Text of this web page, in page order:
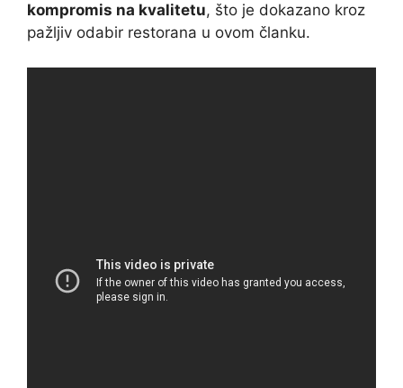
kompromis na kvalitetu, što je dokazano kroz
pažljiv odabir restorana u ovom članku.